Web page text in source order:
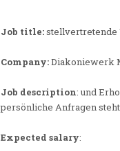
Job title:stellvertretende
Company:Diakoniewerk
Job description: und
persönliche Anfragen
Expected salary: